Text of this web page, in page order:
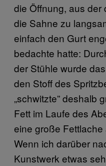
die Öffnung, aus der
die Sahne zu
einfach den Gurt
bedachte hatte:
der Stühle wurde
den Stoff des
„schwitzte” deshalb
Fett im Laufe des
eine große
Wenn ich darüber
Kunstwerk etwas